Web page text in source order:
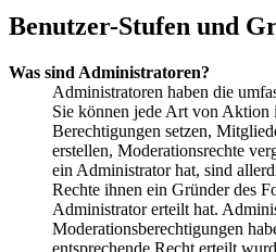
Benutzer-Stufen und
Was sind Administratoren?
Administratoren haben die
Sie können jede Art von Aktion
Berechtigungen setzen,
erstellen, Moderationsrechte
ein Administrator hat, sind
Rechte ihnen ein Gründer des
Administrator erteilt hat.
Moderationsberechtigungen
entsprechende Recht erteilt